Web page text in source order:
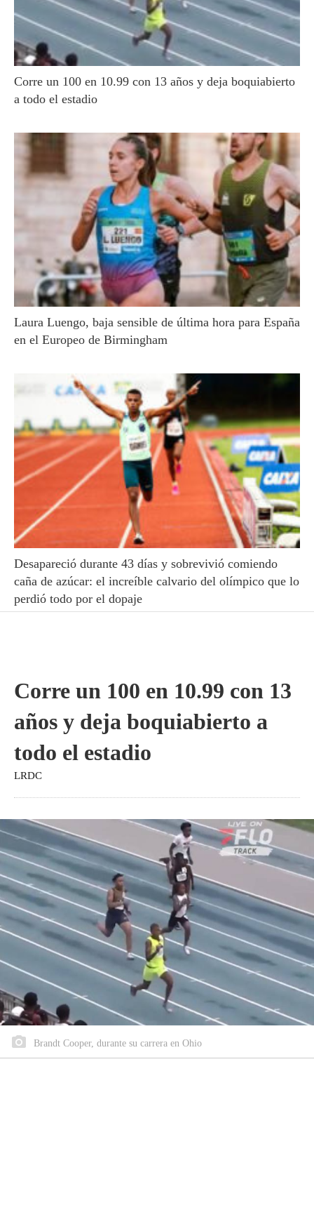
Corre un 100 en 10.99 con 13 años y deja boquiabierto
a todo el estadio
Laura Luengo, baja sensible de última hora para España
en el Europeo de Birmingham
Desapareció durante 43 días y sobrevivió comiendo
caña de azúcar: el increíble calvario del olímpico que lo
perdió todo por el dopaje